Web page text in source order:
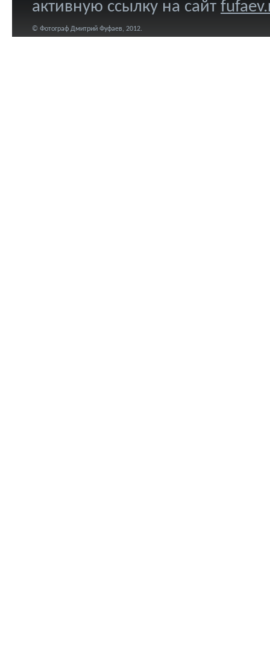
активную ссылку на сайт
© Фотограф Дмитрий Фуфаев, 2012.